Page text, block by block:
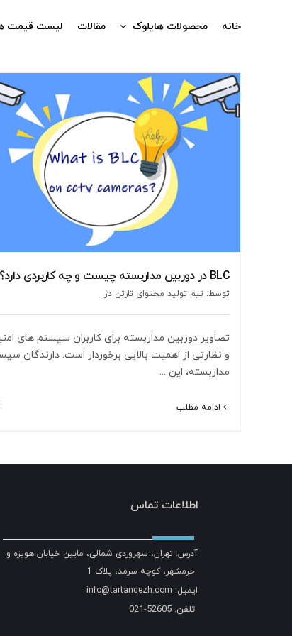
خانه محصولات هایلوک مقالات لیست قیمت
BLC در دوربین مداربسته چیست و چه کاربردی دارد؟
توسط: تیم تولید محتوای تارتن دژ
تصاویر دوربین مداربسته برای کاربران سیستم های
و نظارتی از اهمیت بالایی برخوردار است. دارندگان
مداربسته، این ...
ادامه مطلب
اطلاعات تماس
آدرس: تهران، سهروردی شمالی، مابین خیابان هویزه و
خرمشهر، کوچه سرمد، پلاک 1
ایمیل: info@tartandezh.com
تلفن: 52605-021